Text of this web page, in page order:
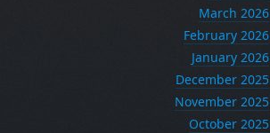
March 2026
February 2026
January 2026
December 2025
November 2025
October 2025